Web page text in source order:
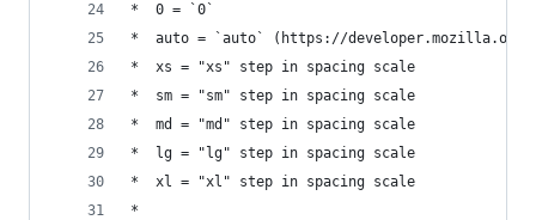
*  0 = `0`
*  auto = `auto` (https://developer.mozilla.org/en-
*  xs = "xs" step in spacing scale
*  sm = "sm" step in spacing scale
*  md = "md" step in spacing scale
*  lg = "lg" step in spacing scale
*  xl = "xl" step in spacing scale
*